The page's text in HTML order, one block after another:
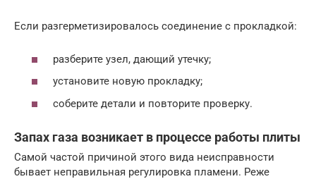
Если разгерметизировалось соединение с прокладкой:
разберите узел, дающий утечку;
установите новую прокладку;
соберите детали и повторите проверку.
Запах газа возникает в процессе работы плиты
Самой частой причиной этого вида неисправности
бывает неправильная регулировка пламени. Реже